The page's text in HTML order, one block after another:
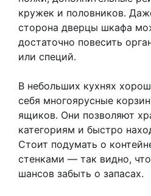
кружек и половников.
сторона дверцы шкафа
достаточно повесить
или специй.
В небольших кухнях
себя многоярусные
ящиков. Они позволяют
категориям и быстро
Стоит подумать о
стенками — так видно,
шансов забыть о запасах.